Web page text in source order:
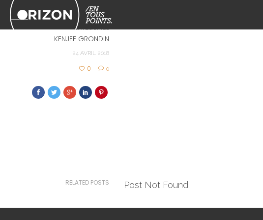
CATEGORIES
KENJEE GRONDIN
24 AVRIL 2018
0 0
RELATED POSTS Post Not Found.